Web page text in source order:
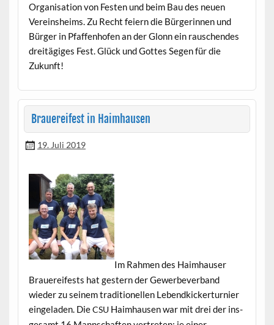
Organ­i­sa­tion von Fes­ten und beim Bau des neuen
Vere­in­sheims. Zu Recht feiern die Bürg­erin­nen und
Bürg­er in Pfaf­fen­hofen an der Glonn ein rauschen­des
dre­itägiges Fest. Glück und Gottes Segen für die
Zukunft!
Brauereifest in Haimhausen
19. Juli 2019
Im Rah­men des Haimhauser
Brauereifests hat gestern der Gewer­be­ver­band
wieder zu seinem tra­di­tionellen Lebend­kick­er­turnier
ein­ge­laden. DieCSUHaimhausen war mit drei der ins­